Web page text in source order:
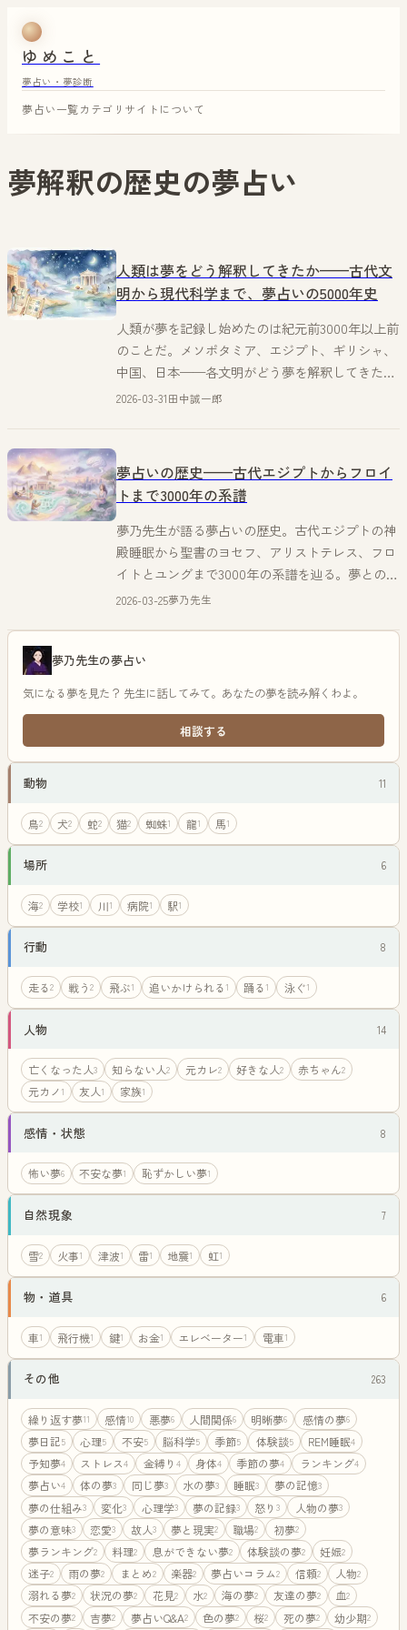
ゆめこと
夢占い・夢診断
夢占い一覧カテゴリ サイトについて
夢解釈の歴史の夢占い
人類は夢をどう解釈してきたか——古代文
明から現代科学まで、夢占いの5000年史
人類が夢を記録し始めたのは紀元前3000年以上前
のことだ。メソポタミア、エジプト、ギリシャ、
中国、日本——各文明がどう夢を解釈してきた
か、5000年の知的系譜を田中誠一郎が辿る。
2026-03-31田中誠一郎
夢占いの歴史——古代エジプトからフロイ
トまで3000年の系譜
夢乃先生が語る夢占いの歴史。古代エジプトの神
殿睡眠から聖書のヨセフ、アリストテレス、フロ
イトとユングまで3000年の系譜を辿る。夢との向
き合い方がどう変わったか。
2026-03-25夢乃先生
夢乃先生の夢占い
気になる夢を見た？ 先生に話してみて。あなたの夢を読み解くわよ。
相談する
動物 11
鳥2 犬2 蛇2 猫2 蜘蛛1 龍1 馬1
場所 6
海2 学校1 川1 病院1 駅1
行動 8
走る2 戦う2 飛ぶ1 追いかけられる1 踊る1 泳ぐ1
人物 14
亡くなった人3 知らない人2 元カレ2 好きな人2 赤ちゃん2
元カノ1 友人1 家族1
感情・状態 8
怖い夢6 不安な夢1 恥ずかしい夢1
自然現象 7
雪2 火事1 津波1 雷1 地震1 虹1
物・道具 6
車1 飛行機1 鍵1 お金1 エレベーター1 電車1
その他 263
繰り返す夢11 感情10 悪夢6 人間関係6 明晰夢6 感情の夢6
夢日記5 心理5 不安5 脳科学5 季節5 体験談5 REM睡眠4
予知夢4 ストレス4 金縛り 4 身体4 季節の夢4 ランキング4
夢占い4 体の夢3 同じ夢3 水の夢3 睡眠3 夢の記憶3
夢の仕組み3 変化3 心理学3 夢の記録3 怒り3 人物の夢3
夢の意味3 恋愛3 故人3 夢と現実2 職場2 初夢2
夢ランキング2 料理2 息ができない夢2 体験談の夢2 妊娠2
迷子2 雨の夢2 まとめ2 楽器2 夢占いコラム2 信頼2 人物2
溺れる夢2 状況の夢2 花見2 水2 海の夢2 友達の夢2 血2
不安の夢2 吉夢2 夢占いQ&A2 色の夢2 桜2 死の夢2 幼少期2